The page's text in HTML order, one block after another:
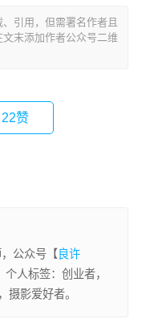
引用，但需署名作者且
末添加作者公众号二维
22赞
公众号【 良许
人标签：创业者，
摄影爱好者。